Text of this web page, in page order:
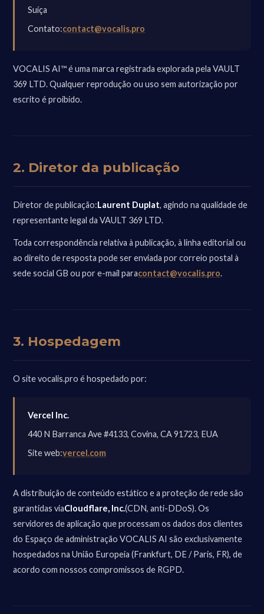
Suíça
Contato:contact@vocalis.pro
VOCALIS AI™ é uma marca registrada explorada pela VAULT
369 LTD. Qualquer reprodução ou uso sem autorização por
escrito é proibido.
2. Diretor da publicação
Diretor de publicação:Laurent Duplat, agindo na qualidade de
representante legal da VAULT 369 LTD.
Toda correspondência relativa à publicação, à linha editorial ou
ao direito de resposta pode ser enviada por correio postal à
sede social GB ou por e-mail paracontact@vocalis.pro.
3. Hospedagem
O site vocalis.pro é hospedado por:
Vercel Inc.
440 N Barranca Ave #4133, Covina, CA 91723, EUA
Site web:vercel.com
A distribuição de conteúdo estático e a proteção de rede são
garantidas viaCloudflare, Inc.(CDN, anti-DDoS). Os
servidores de aplicação que processam os dados dos clientes
do Espaço de administração VOCALIS AI são exclusivamente
hospedados na União Europeia (Frankfurt, DE / Paris, FR), de
acordo com nossos compromissos de RGPD.